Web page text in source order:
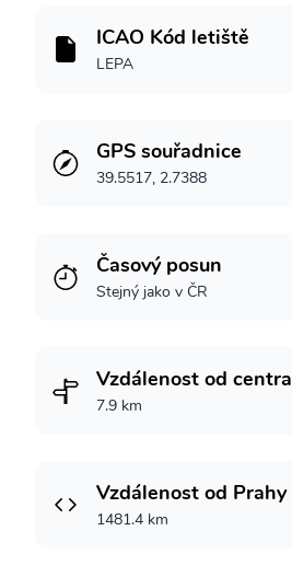
ICAO Kód letiště
LEPA
GPS souřadnice
39.5517, 2.7388
Časový posun
Stejný jako v ČR
Vzdálenost od centra
7.9 km
Vzdálenost od Prahy
1481.4 km